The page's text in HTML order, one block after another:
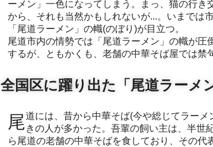
ーメン」一色になってしまう。まっ、猫の行き
から、それも当然かもしれないが...。いまでは
「尾道ラーメン」の幟(のぼり)が目立つ。
尾道市内の情勢では「尾道ラーメン」の幟が圧
するが、ともかくも、老舗の中華そば屋では禁
全国区に躍り出た「尾道ラーメ
尾道には、昔から中華そば(今や総じてラーメンという)好 きの人が多かった。吾輩の飼い主は、半世
ら尾道の老舗の中華そばを食しており、その代